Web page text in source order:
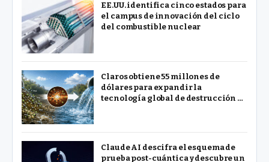
EE.UU. identifica cinco estados para
el campus de innovación del ciclo
del combustible nuclear
Claros obtiene 55 millones de
dólares para expandir la
tecnología global de destrucción de
Claude AI descifra el esquema de
prueba post-cuántica y descubre un